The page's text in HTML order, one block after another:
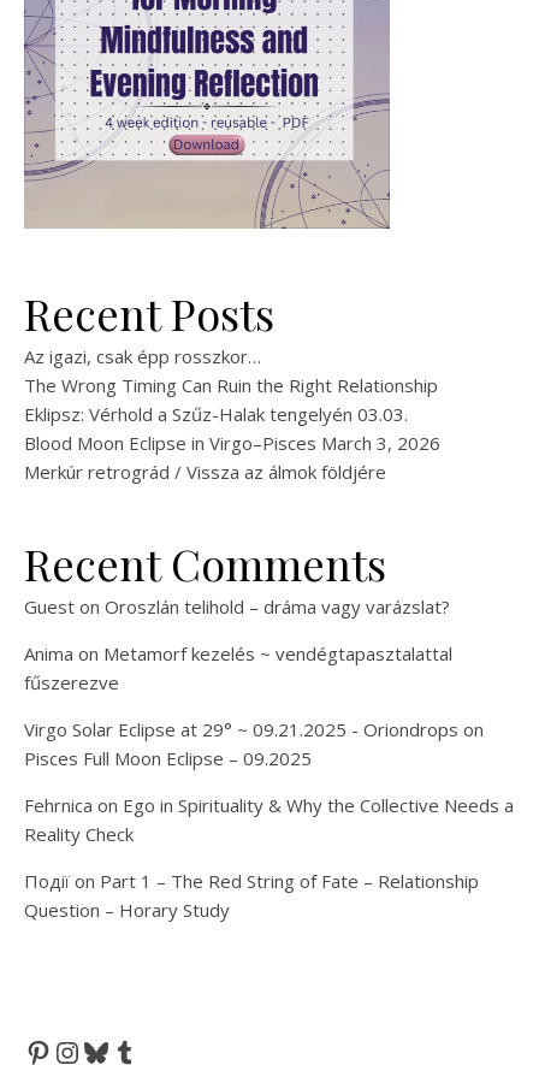
Recent Posts
Az igazi, csak épp rosszkor…
The Wrong Timing Can Ruin the Right Relationship
Eklipsz: Vérhold a Szűz-Halak tengelyén 03.03.
Blood Moon Eclipse in Virgo–Pisces March 3, 2026
Merkúr retrográd / Vissza az álmok földjére
Recent Comments
Guest on Oroszlán telihold – dráma vagy varázslat?
Anima on Metamorf kezelés ~ vendégtapasztalattal
fűszerezve
Virgo Solar Eclipse at 29° ~ 09.21.2025 - Oriondrops on
Pisces Full Moon Eclipse – 09.2025
Fehrnica on Ego in Spirituality & Why the Collective Needs a
Reality Check
Події on Part 1 – The Red String of Fate – Relationship
Question – Horary Study
Pinterest
Instagram
BlueskyTumblr